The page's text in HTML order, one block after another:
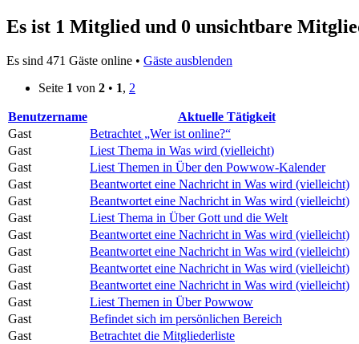
Es ist 1 Mitglied und 0 unsichtbare
Es sind 471 Gäste online • Gäste ausblenden
Seite 1 von 2 • 1, 2
Benutzername
Aktuelle Tätigkeit
Gast
Betrachtet „Wer ist online?“
Gast
Liest Thema in Was wird (vielleicht)
Gast
Liest Themen in Über den Powwow-Kalender
Gast
Beantwortet eine Nachricht in Was wird (vielleicht)
Gast
Beantwortet eine Nachricht in Was wird (vielleicht)
Gast
Liest Thema in Über Gott und die Welt
Gast
Beantwortet eine Nachricht in Was wird (vielleicht)
Gast
Beantwortet eine Nachricht in Was wird (vielleicht)
Gast
Beantwortet eine Nachricht in Was wird (vielleicht)
Gast
Beantwortet eine Nachricht in Was wird (vielleicht)
Gast
Liest Themen in Über Powwow
Gast
Befindet sich im persönlichen Bereich
Gast
Betrachtet die Mitgliederliste